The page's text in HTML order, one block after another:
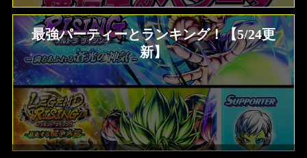
最強パーティーとランキング！【5/24更
新】